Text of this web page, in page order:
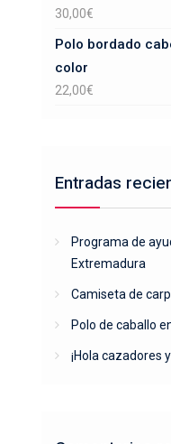
30,00€
Polo bordado
color
22,00€
Entradas
Programa de
Extremadura
Camiseta de
Polo de caballo
¡Hola cazadores